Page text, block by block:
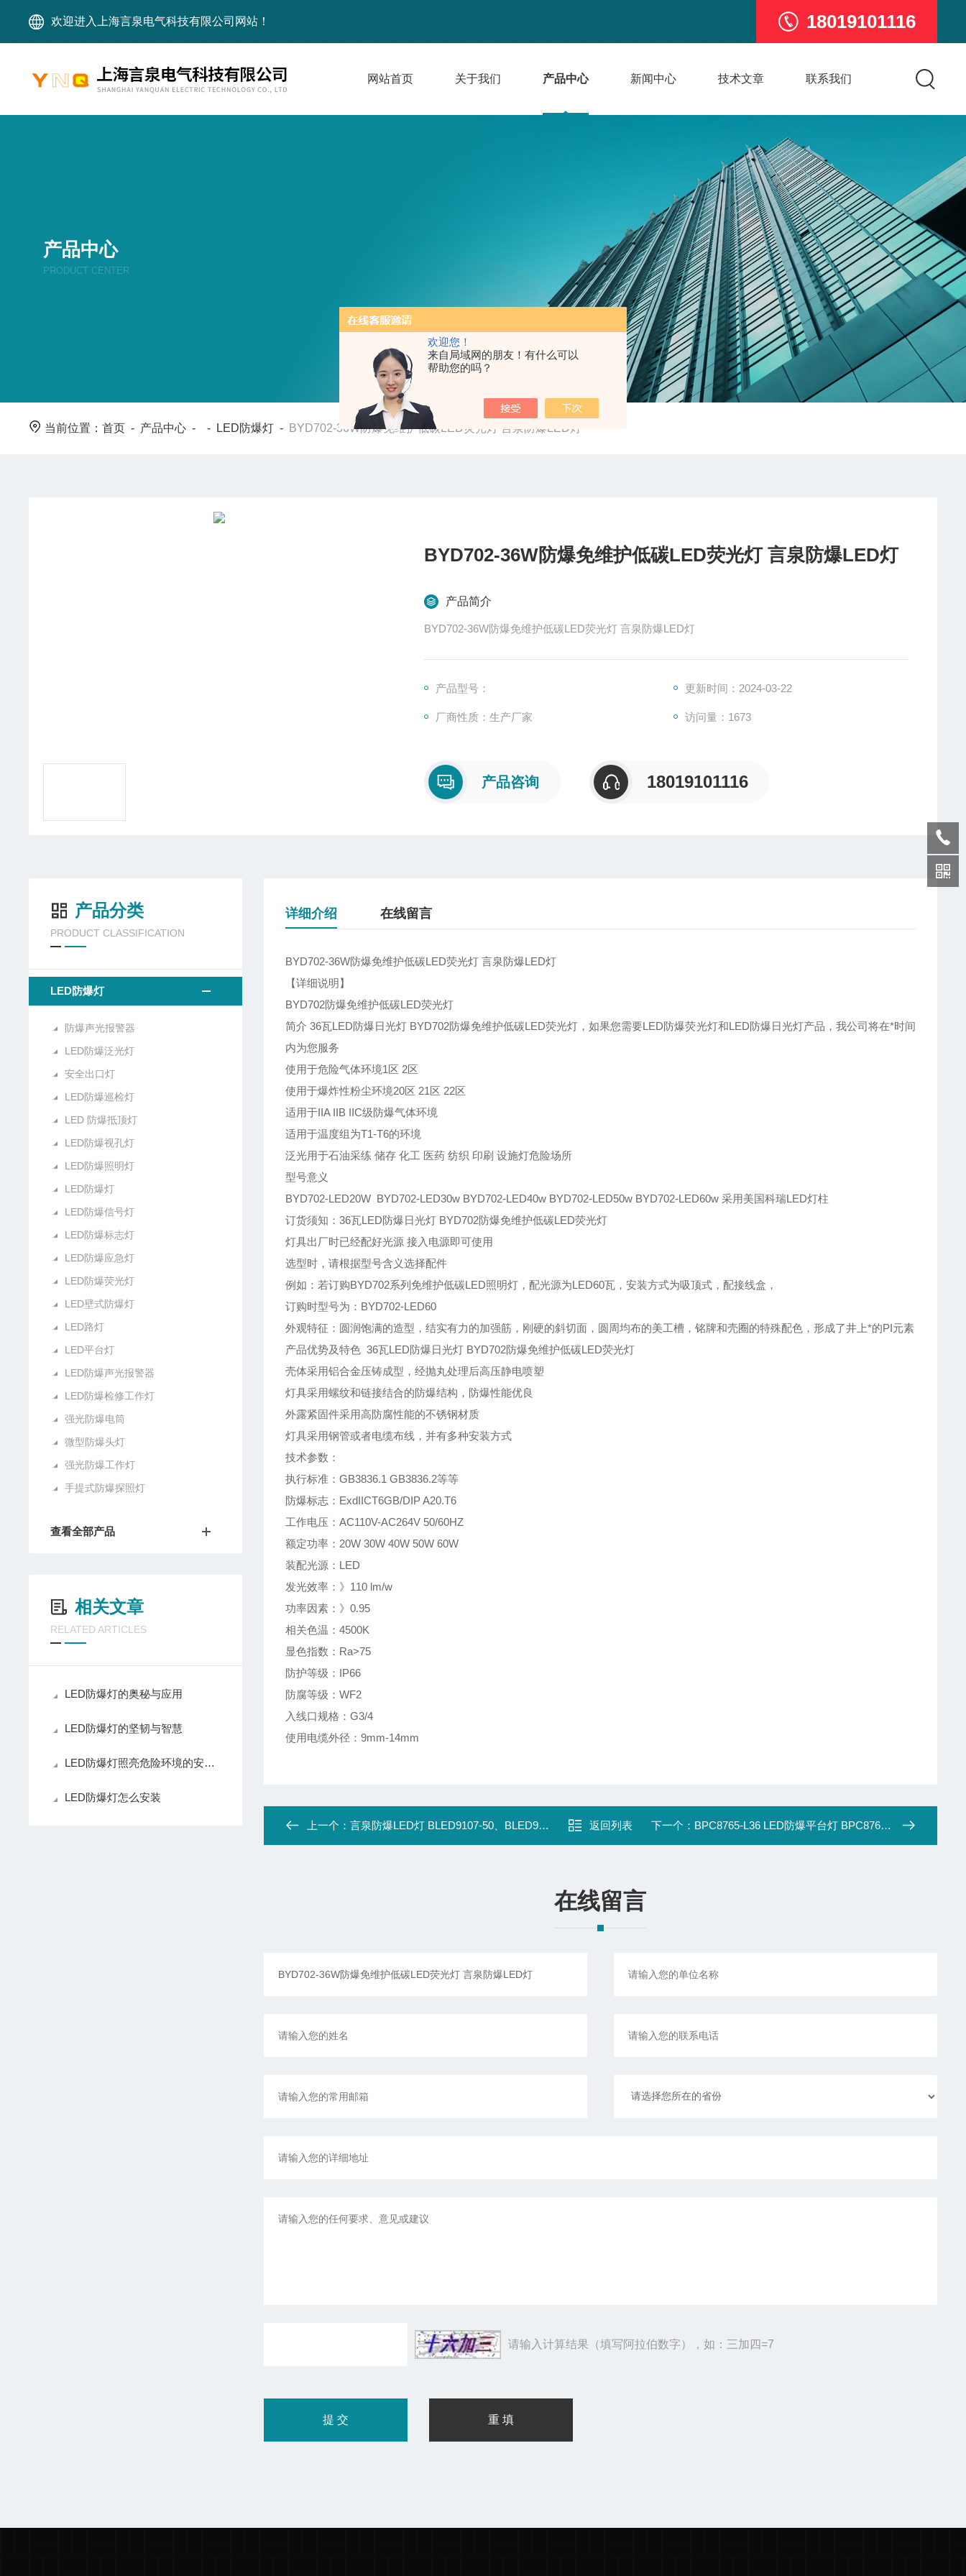
欢迎您！
来自局域网的朋友！有什么可以
帮助您的吗？
欢迎进入上海言泉电气科技有限公司网站！ 18019101116
网站首页 关于我们 产品中心 新闻中心 技术文章 联系我们
产品中心
PRODUCT CENTER
当前位置：首页 - 产品中心 - - LED防爆灯 - BYD702-36W防爆免维护低碳LED荧光灯 言泉防爆LED灯
BYD702-36W防爆免维护低碳LED荧光灯 言泉防爆LED灯
产品简介
BYD702-36W防爆免维护低碳LED荧光灯 言泉防爆LED灯
产品型号： 更新时间：2024-03-22
厂商性质：生产厂家 访问量：1673
产品咨询 18019101116
产品分类
PRODUCT CLASSIFICATION
LED防爆灯
防爆声光报警器
LED防爆泛光灯
安全出口灯
LED防爆巡检灯
LED 防爆抵顶灯
LED防爆视孔灯
LED防爆照明灯
LED防爆灯
LED防爆信号灯
LED防爆标志灯
LED防爆应急灯
LED防爆荧光灯
LED壁式防爆灯
LED路灯
LED平台灯
LED防爆声光报警器
LED防爆检修工作灯
强光防爆电筒
微型防爆头灯
强光防爆工作灯
手提式防爆探照灯
查看全部产品
相关文章
RELATED ARTICLES
LED防爆灯的奥秘与应用
LED防爆灯的坚韧与智慧
LED防爆灯照亮危险环境的安全之光
LED防爆灯怎么安装
详细介绍 在线留言
BYD702-36W防爆免维护低碳LED荧光灯 言泉防爆LED灯
【详细说明】
BYD702防爆免维护低碳LED荧光灯
简介 36瓦LED防爆日光灯 BYD702防爆免维护低碳LED荧光灯，如果您需要LED防爆荧光灯和LED防爆日光灯产品，我公司将在*时间
内为您服务
使用于危险气体环境1区 2区
使用于爆炸性粉尘环境20区 21区 22区
适用于IIA IIB IIC级防爆气体环境
适用于温度组为T1-T6的环境
泛光用于石油采练 储存 化工 医药 纺织 印刷 设施灯危险场所
型号意义
BYD702-LED20W BYD702-LED30w BYD702-LED40w BYD702-LED50w BYD702-LED60w 采用美国科瑞LED灯柱
订货须知：36瓦LED防爆日光灯 BYD702防爆免维护低碳LED荧光灯
灯具出厂时已经配好光源 接入电源即可使用
选型时，请根据型号含义选择配件
例如：若订购BYD702系列免维护低碳LED照明灯，配光源为LED60瓦，安装方式为吸顶式，配接线盒，
订购时型号为：BYD702-LED60
外观特征：圆润饱满的造型，结实有力的加强筋，刚硬的斜切面，圆周均布的美工槽，铭牌和壳圈的特殊配色，形成了井上*的PI元素
产品优势及特色 36瓦LED防爆日光灯 BYD702防爆免维护低碳LED荧光灯
壳体采用铝合金压铸成型，经抛丸处理后高压静电喷塑
灯具采用螺纹和链接结合的防爆结构，防爆性能优良
外露紧固件采用高防腐性能的不锈钢材质
灯具采用钢管或者电缆布线，并有多种安装方式
技术参数：
执行标准：GB3836.1 GB3836.2等等
防爆标志：ExdIICT6GB/DIP A20.T6
工作电压：AC110V-AC264V 50/60HZ
额定功率：20W 30W 40W 50W 60W
装配光源：LED
发光效率：》110 lm/w
功率因素：》0.95
相关色温：4500K
显色指数：Ra>75
防护等级：IP66
防腐等级：WF2
入线口规格：G3/4
使用电缆外径：9mm-14mm
上一个：言泉防爆LED灯 BLED9107-50、BLED9107-60、BLED9107-80、BLED9 返回列表 下一个： BPC8765-L36 LED防爆平台灯 BPC8765-L20,BPC8765-L36
在线留言
请输入计算结果（填写阿拉伯数字），如：三加四=7